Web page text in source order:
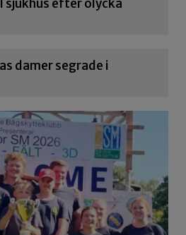
sjukhus efter olycka
damer segrade i